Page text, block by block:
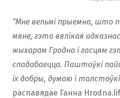
“Мне вельмі прыемна, што
мяне, гэта вялікая
жыхарам Гродна і гасцям
спадабаецца. Паштоўкі
іх добры, думаю і
распавядае Ганна